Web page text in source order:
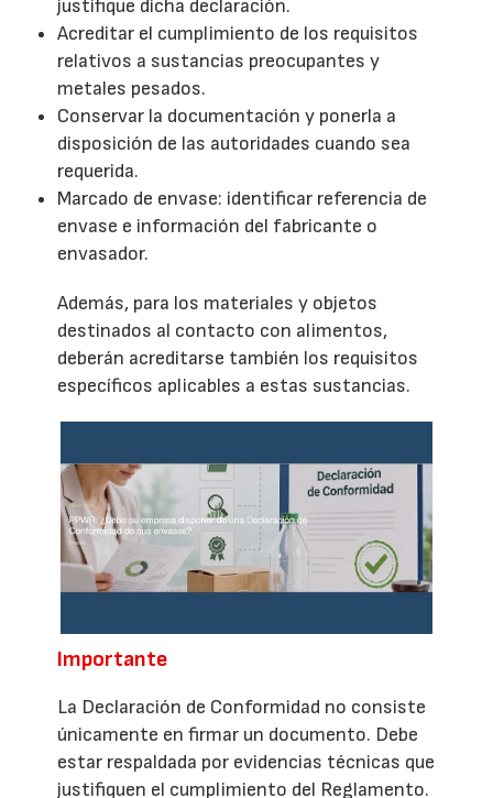
justifique dicha declaración.
Acreditar el cumplimiento de los requisitos
relativos a sustancias preocupantes y
metales pesados.
Conservar la documentación y ponerla a
disposición de las autoridades cuando sea
requerida.
Marcado de envase: identificar referencia de
envase e información del fabricante o
envasador.
Además, para los materiales y objetos
destinados al contacto con alimentos,
deberán acreditarse también los requisitos
específicos aplicables a estas sustancias.
Importante
La Declaración de Conformidad no consiste
únicamente en firmar un documento. Debe
estar respaldada por evidencias técnicas que
justifiquen el cumplimiento del Reglamento.